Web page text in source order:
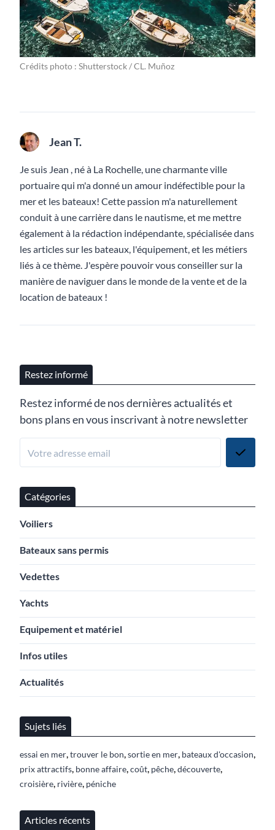
Crédits photo : Shutterstock / CL. Muñoz
Jean T.
Je suis Jean , né à La Rochelle, une charmante ville
portuaire qui m'a donné un amour indéfectible pour la
mer et les bateaux! Cette passion m'a naturellement
conduit à une carrière dans le nautisme, et me mettre
également à la rédaction indépendante, spécialisée dans
les articles sur les bateaux, l'équipement, et les métiers
liés à ce thème. J'espère pouvoir vous conseiller sur la
manière de naviguer dans le monde de la vente et de la
location de bateaux !
Restez informé
Restez informé de nos dernières actualités et
bons plans en vous inscrivant à notre newsletter
Catégories
Voiliers
Bateaux sans permis
Vedettes
Yachts
Equipement et matériel
Infos utiles
Actualités
Sujets liés
essai en mer,trouver le bon,sortie en mer, bateaux d'occasion,
prix attractifs, bonne affaire,coût, pêche,découverte,
croisière, rivière, péniche
Articles récents